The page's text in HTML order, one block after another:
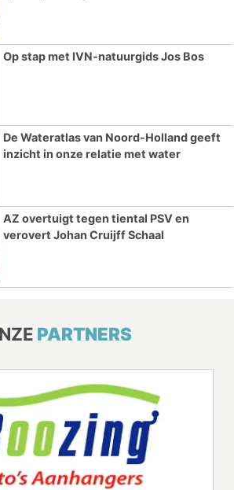
Op stap met IVN-natuurgids Jos Bos
De Wateratlas van Noord-Holland geeft
inzicht in onze relatie met water
AZ overtuigt tegen tiental PSV en
verovert Johan Cruijff Schaal
PARTNERS